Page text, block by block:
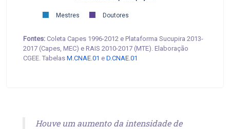
Mestres Doutores
Fontes: Coleta Capes 1996-2012 e Plataforma Sucupira 2013-
2017 (Capes, MEC) e RAIS 2010-2017 (MTE). Elaboração
CGEE. Tabelas M.CNAE.01 e D.CNAE.01
Houve um aumento da intensidade de